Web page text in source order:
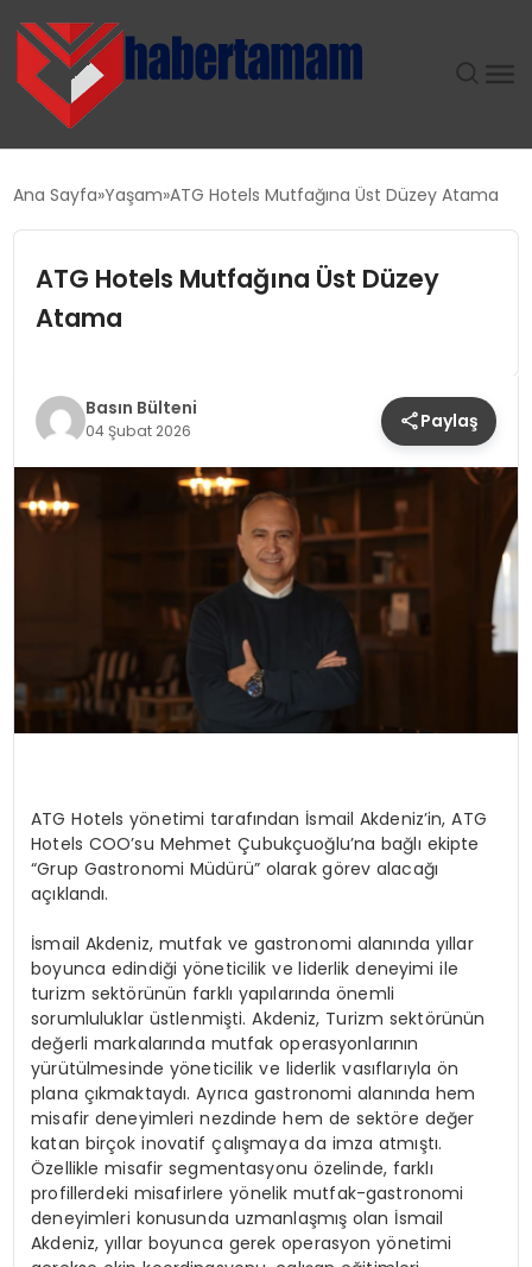
SPOR
EKONOMI
MAGAZIN
YAŞAM
Ana Sayfa Yaşam ATG Hotels Mutfağına Üst Düzey Atama
ATG Hotels Mutfağına Üst Düzey
Atama
Basın Bülteni
04 Şubat 2026 Paylaş
ATGHotels yönetimi tarafından İsmail Akdeniz’in, ATG
Hotels COO’su Mehmet Çubukçuoğlu’na bağlı ekipte
“Grup Gastronomi Müdürü” olarak görev alacağı
açıklandı.
İsmail Akdeniz, mutfak ve gastronomi alanında yıllar
boyunca edindiği yöneticilik ve liderlik deneyimi ile
turizm sektörünün farklı yapılarında önemli
sorumluluklar üstlenmişti. Akdeniz, Turizm sektörünün
değerli markalarında mutfak operasyonlarının
yürütülmesinde yöneticilik ve liderlik vasıflarıyla ön
plana çıkmaktaydı. Ayrıca gastronomi alanında hem
misafir deneyimleri nezdinde hem de sektöre değer
katan birçok inovatif çalışmaya da imza atmıştı.
Özellikle misafir segmentasyonu özelinde, farklı
profillerdeki misafirlere yönelik mutfak-gastronomi
deneyimleri konusunda uzmanlaşmış olan İsmail
Akdeniz, yıllar boyunca gerek operasyon yönetimi